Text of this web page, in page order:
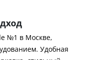
№1 в Москве,
Удобная